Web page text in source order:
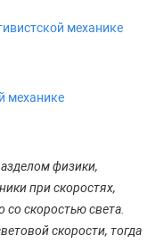
механике
механике
физики,
при скоростях,
скоростью света.
скорости, тогда